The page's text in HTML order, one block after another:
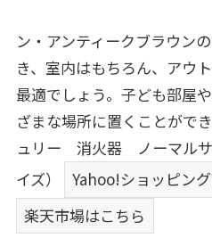
ン・アンティークブラウン
き、室内はもちろん、アウ
最適でしょう。子ども部屋
ざまな場所に置くことがで
ュリー 消火器 ノーマルサ
イズ）
Yahoo!ショッピン
楽天市場はこちら